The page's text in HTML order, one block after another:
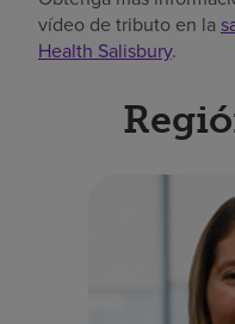
vídeo de tributo en la
Health Salisbury.